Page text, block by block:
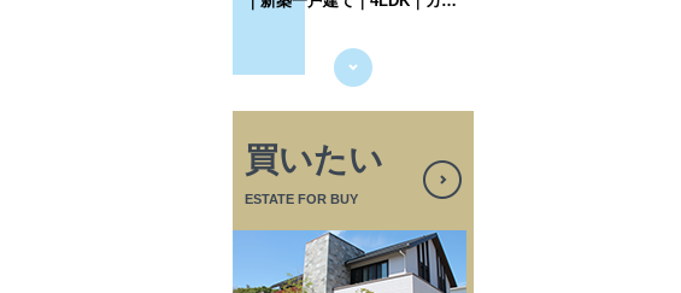
買いたい
ESTATE FOR BUY